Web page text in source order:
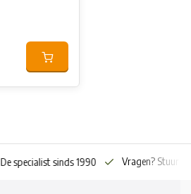
De specialist sinds 1990 Vragen? Stuur